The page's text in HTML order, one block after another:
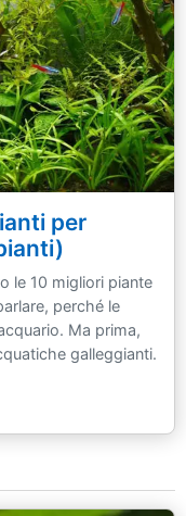
per
le 10 migliori piante
perché le
Ma prima,
galleggianti.